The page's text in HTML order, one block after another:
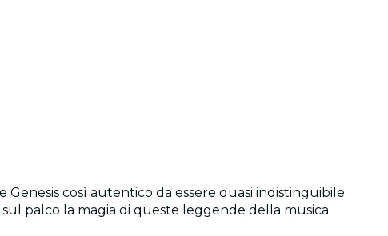
così autentico da essere quasi indistinguibile
palco la magia di queste leggende della musica